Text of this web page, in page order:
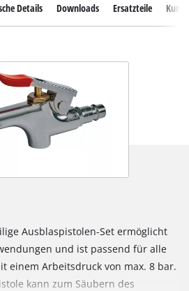
Details Downloads Ersatzteile
Ausblaspistolen-Set ermöglicht
und ist passend für alle
einem Arbeitsdruck von max. 8 bar.
kann zum Säubern des